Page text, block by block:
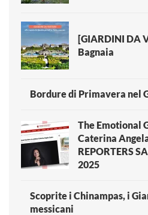
[GIARDINI DA
Bagnaia
Bordure di Primavera nel
The Emotional
Caterina
REPORTERS
2025
Scoprite i Chinampas, i
messicani